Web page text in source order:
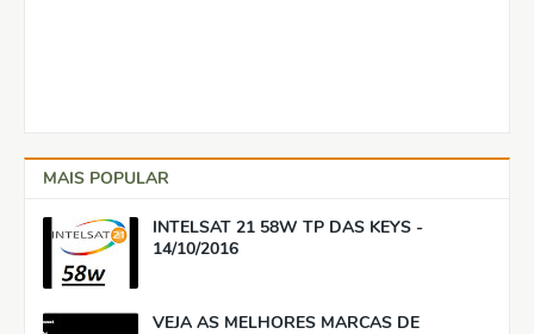
MAIS POPULAR
INTELSAT 21 58W TP DAS KEYS -
14/10/2016
VEJA AS MELHORES MARCAS DE